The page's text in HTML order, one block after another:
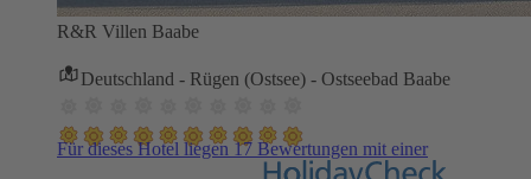
R&R Villen Baabe
Deutschland - Rügen (Ostsee) - Ostseebad Baabe
Für dieses Hotel liegen 17 Bewertungen mit einer